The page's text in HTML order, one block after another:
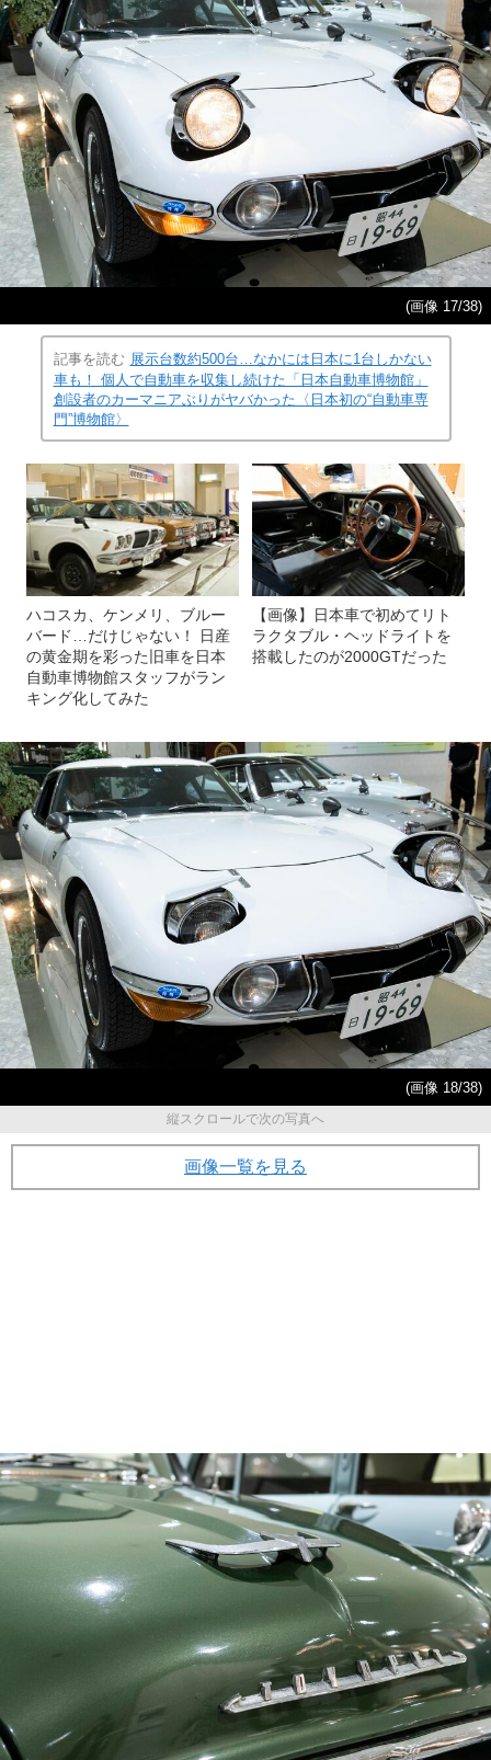
(画像 17/38)
記事を読む 展示台数約500台…なかには日本に1台しかない
車も！ 個人で自動車を収集し続けた「日本自動車博物館」
創設者のカーマニアぶりがヤバかった〈日本初の“自動車専
門”博物館〉
ハコスカ、ケンメリ、ブルー
バード…だけじゃない！ 日産
の黄金期を彩った旧車を日本
自動車博物館スタッフがラン
キング化してみた
【画像】日本車で初めてリト
ラクタブル・ヘッドライトを
搭載したのが2000GTだった
(画像 18/38)
縦スクロールで次の写真へ
画像一覧を見る